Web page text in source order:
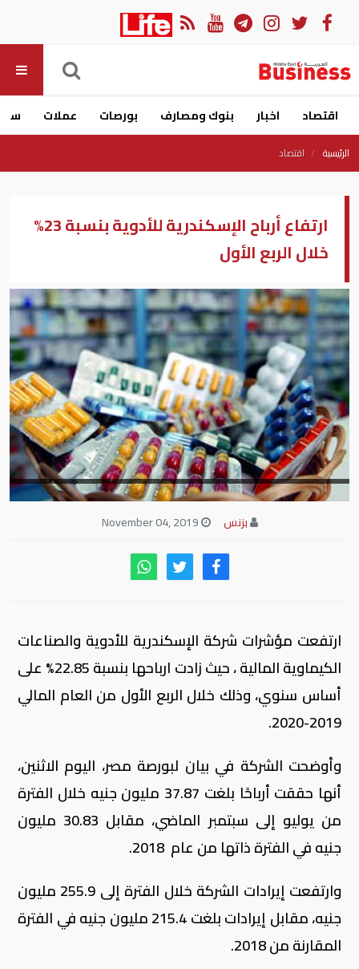
اقتصاد اخبار بنوك ومصارف بورصات عملات
الرئيسية اقتصاد
ارتفاع أرباح الإسكندرية للأدوية بنسبة 23%
خلال الربع الأول
بزنس
ارتفعت مؤشرات شركة الإسكندرية للأدوية والصناعات
الكيماوية المالية ، حيث زادت ارباحها بنسبة 22.85% على
أساس سنوي، وذلك خلال الربع الأول من العام المالي
2019-2020.
وأوضحت الشركة في بيان لبورصة مصر، اليوم الاثنين،
أنها حققت أرباحًا بلغت 37.87 مليون جنيه خلال الفترة
من يوليو إلى سبتمبر الماضي، مقابل 30.83 مليون
جنيه في الفترة ذاتها من عام 2018
.
وارتفعت إيرادات الشركة خلال الفترة إلى 255.9 مليون
جنيه، مقابل إيرادات بلغت 215.4 مليون جنيه في الفترة
المقارنة من 2018
.